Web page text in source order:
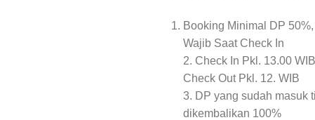
Booking Minimal DP
Wajib Saat Check In
2. Check In Pkl. 13.00 WIB
Check Out Pkl. 12. WIB
3. DP yang sudah masuk
dikembalikan 100%